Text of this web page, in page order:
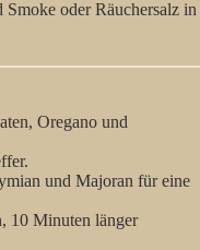
oder Räuchersalz in
Oregano und
und Majoran für eine
10 Minuten länger